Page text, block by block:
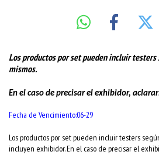
Los productos por set pueden incluir testers
mismos.
En el caso de precisar el exhibidor,
Fecha de Vencimiento:06-29
Los productos por set pueden incluir testers
incluyen exhibidor. En el caso de precisar el